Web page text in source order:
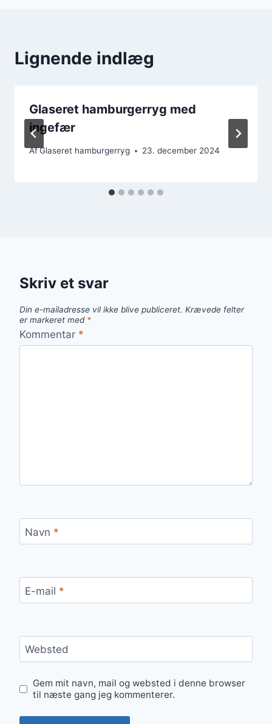
Lignende indlæg
Glaseret hamburgerryg med
ingefær
AfGlaseret hamburgerryg 23. december 2024
Skriv et svar
Din e-mailadresse vil ikke blive publiceret. Krævede felter
er markeret med *
Kommentar *
Navn *
E-mail *
Websted
Gem mit navn, mail og websted i denne browser
til næste gang jeg kommenterer.